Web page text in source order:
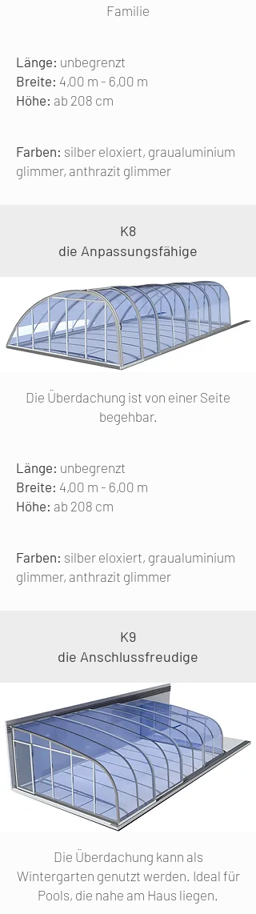
Familie
Länge: unbegrenzt
Breite: 4,00 m - 6,00 m
Höhe: ab 208 cm
Farben: silber eloxiert, graualuminium
glimmer, anthrazit glimmer
K8
die Anpassungsfähige
Die Überdachung ist von einer Seite
begehbar.
Länge: unbegrenzt
Breite: 4,00 m - 6,00 m
Höhe: ab 208 cm
Farben: silber eloxiert, graualuminium
glimmer, anthrazit glimmer
K9
die Anschlussfreudige
Die Überdachung kann als
Wintergarten genutzt werden. Ideal für
Pools, die nahe am Haus liegen.